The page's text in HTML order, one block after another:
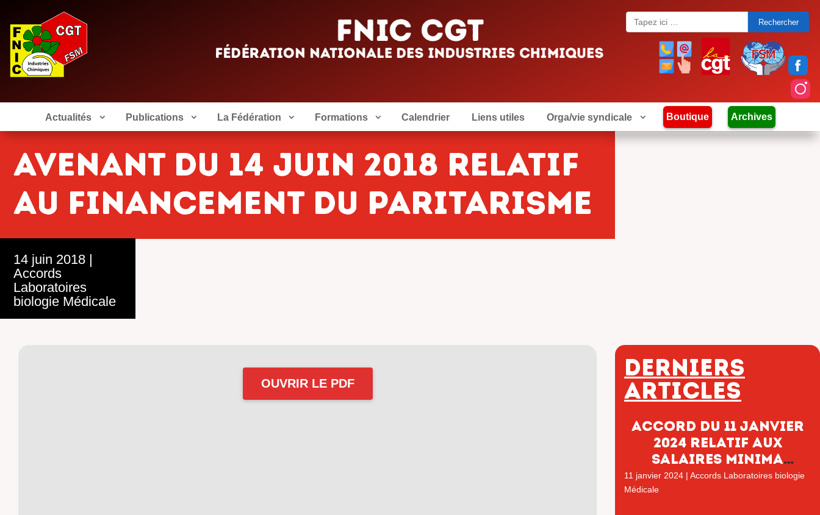
Search
for:
Actualités Publications La Fédération Formations Calendrier Liens utiles Orga/vie syndicale Boutique Archives
Avenant du 14 juin 2018 relatif
au financement du paritarisme
14 juin 2018 |
Accords
Laboratoires
biologie Médicale
OUVRIR LE PDF
Derniers
articles
Accord du 11 janvier
2024 relatif aux
salaires minima
applicable au 1er
11 janvier 2024 | Accords Laboratoires biologie
Médicale